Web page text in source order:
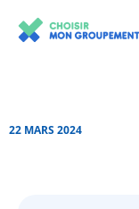
contenu
22 MARS 2024